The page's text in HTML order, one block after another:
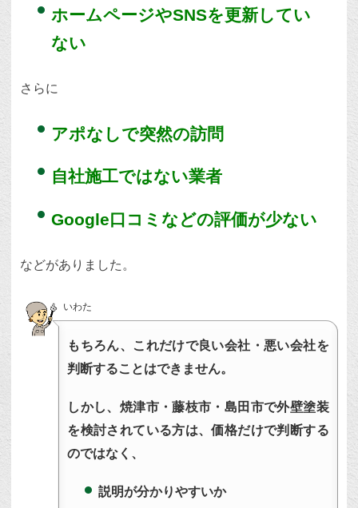
ホームページやSNSを更新してい
ない
さらに
アポなしで突然の訪問
自社施工ではない業者
Google口コミなどの評価が少ない
などがありました。
いわた
もちろん、これだけで良い会社・悪い会社を
判断することはできません。
しかし、焼津市・藤枝市・島田市で外壁塗装
を検討されている方は、価格だけで判断する
のではなく、
説明が分かりやすいか